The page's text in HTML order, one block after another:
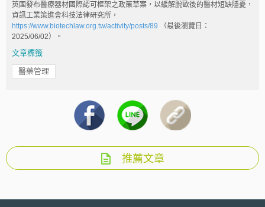
英國發布醫療器材國際認可框架之政策草案，以緩解脫歐後的醫材短缺隱憂，
資訊工業策進會科技法律研究所，
https://www.biotechlaw.org.tw/activity/posts/89 （最後瀏覽日：
2025/06/02）。
文章標籤
醫藥管理
推薦文章